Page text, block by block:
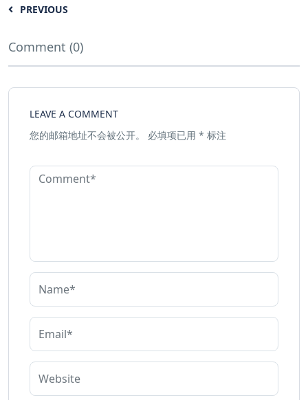
PREVIOUS
Comment (0)
LEAVE A COMMENT
您的邮箱地址不会被公开。
必填项已用 * 标注